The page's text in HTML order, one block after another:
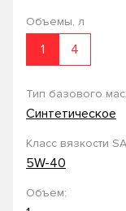
Объемы, л
1 4
Тип базового
Синтетическое
Класс вязкости
5W-40
Объем: